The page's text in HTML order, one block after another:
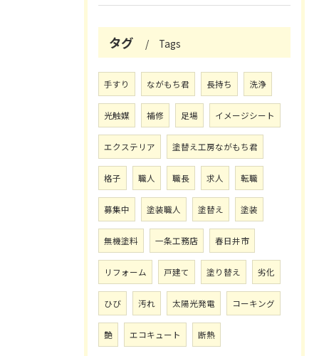
タグ Tags
手すり ながもち君 長持ち 洗浄
光触媒 補修 足場 イメージシート
エクステリア 塗替え工房ながもち君
格子 職人 職長 求人 転職
募集中 塗装職人 塗替え 塗装
無機塗料 一条工務店 春日井市
リフォーム 戸建て 塗り替え 劣化
ひび 汚れ 太陽光発電 コーキング
艶 エコキュート 断熱